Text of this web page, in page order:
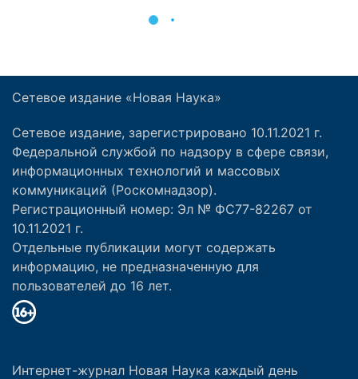
Сетевое издание «Новая Наука»
Сетевое издание, зарегистрировано 10.11.2021 г.
Федеральной службой по надзору в сфере связи,
информационных технологий и массовых
коммуникаций (Роскомнадзор).
Регистрационный номер: Эл № ФС77-82267 от
10.11.2021 г.
Отдельные публикации могут содержать
информацию, не предназначенную для
пользователей до 16 лет.
Интернет-журнал Новая Наука каждый день